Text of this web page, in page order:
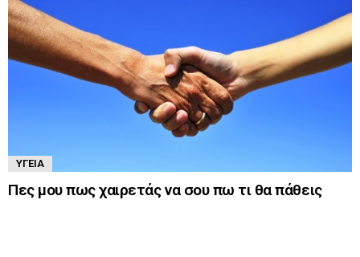
ΥΓΕΊΑ
Πες μου πως χαιρετάς να σου πω τι θα πάθεις